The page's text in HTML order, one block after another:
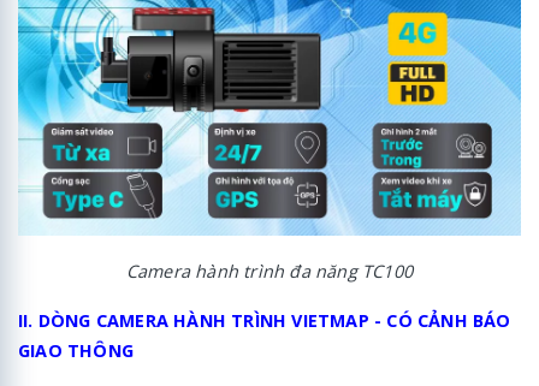
Camera hành trình đa năng TC100
II. DÒNG CAMERA HÀNH TRÌNH VIETMAP - CÓ CẢNH BÁO
GIAO THÔNG